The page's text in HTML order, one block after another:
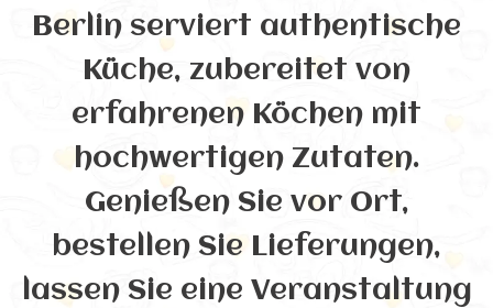
Berlin serviert authentische
Küche, zubereitet von
erfahrenen Köchen mit
hochwertigen Zutaten.
Genießen Sie vor Ort,
bestellen Sie Lieferungen,
lassen Sie eine Veranstaltung